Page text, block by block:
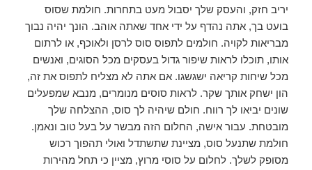
יריב חזק, והעסק שלך יסבול מעט בתחרות. חולמת שסוס
בועט בך, אתה נהדף על ידי אחד שאתה אוהב. הונך יהיה נבוך
מבריאות לקויה. חולמים לתפוס סוס לרסן ולאוכף, או לרתום
אותו, תוכלו לראות שיפור גדול בעסקים מכל הסוגים, ואנשים
מכל שיחות קריאה ישגשגו. אם אתה לא מצליח לתפוס את זה,
הון ישחק אותך שקר. לראות סוסים מנומרים, מנבא שמפעלים
שונים יביאו לך רווח. חולם שיהיה לך סוס, ההצלחה שלך
מובטחת. עבור אישה, החלום הזה מבשר על בעל טוב ונאמן.
חולמת שתנעל סוס, מציינת שתשתדל ואולי תהפוך רכוש
מסופק לשלך. לחלום על סוסי מרוץ, מציין כי תחל מהירות